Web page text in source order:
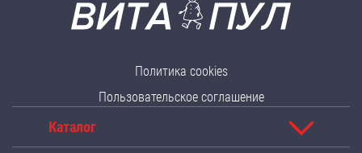
Политика cookies
Пользовательское соглашение
Каталог